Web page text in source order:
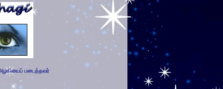
படைத்தவர்